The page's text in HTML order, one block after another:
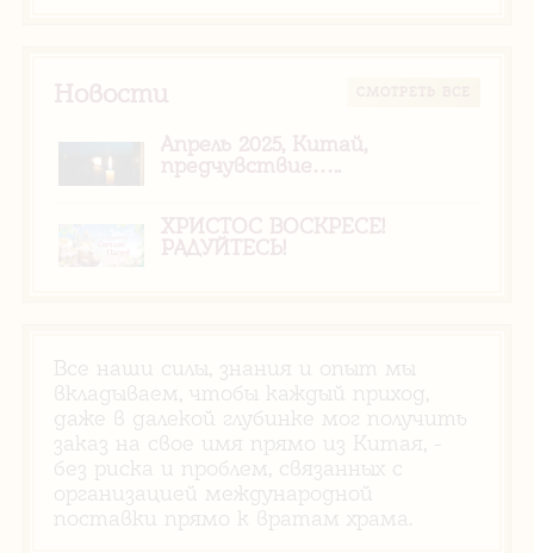
Новости
Апрель 2025, Китай,
предчувствие…..
ХРИСТОС ВОСКРЕСЕ!
РАДУЙТЕСЬ!
Все наши силы, знания и опыт мы
вкладываем, чтобы каждый приход,
даже в далекой глубинке мог получить
заказ на свое имя прямо из Китая, -
без риска и проблем, связанных с
организацией международной
поставки прямо к вратам храма.